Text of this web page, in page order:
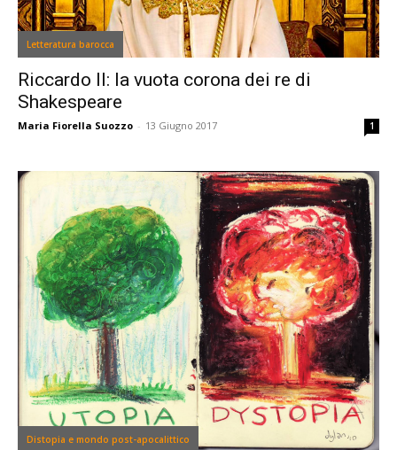
Letteratura barocca
Riccardo II: la vuota corona dei re di
Shakespeare
Maria Fiorella Suozzo - 13 Giugno 2017 1
Distopia e mondo post-apocalittico